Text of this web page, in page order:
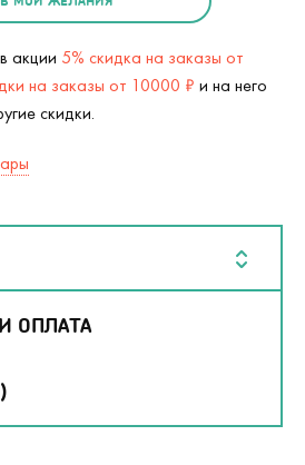
акции 5% скидка на заказы от
на заказы от 10000 ₽ и на него
скидки.
ОПЛАТА